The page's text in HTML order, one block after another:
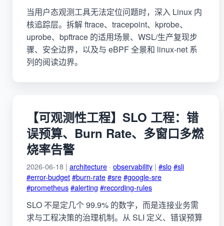
当用户态观测工具无法定位问题时，深入 Linux 内
核追踪层。拆解 ftrace、tracepoint、kprobe、
uprobe、bpftrace 的适用场景、WSL/生产复现步
骤、安全边界，以及与 eBPF 全景和 linux-net 系
列的阅读边界。
【可观测性工程】SLO 工程：错
误预算、Burn Rate、多窗口多燃
烧率告警
2026-06-18 | architecture · observability | #slo#sli
#error-budget#burn-rate#sre#google-sre
#prometheus#alerting #recording-rules
SLO 不是定几个 99.9% 的数字，而是连接业务需
求与工程决策的治理机制。从 SLI 定义、错误预算